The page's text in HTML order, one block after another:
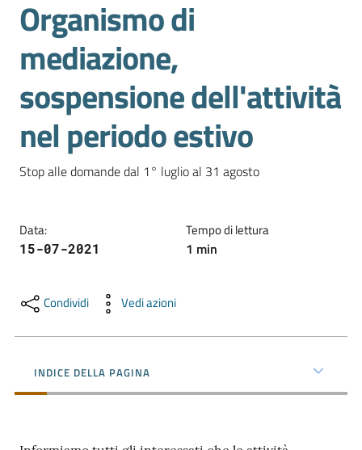
Avviare
l'Impresa
Gestire
l'Impresa
l'Impresa
e
territorio
l'Impresa
e
Salta al contenuto
Organismo di
mediazione,
sospensione dell'attività
nel periodo estivo
Stop alle domande dal 1° luglio al 31 agosto
Data:
15-07-2021
Tempo di lettura
1 min
Condividi Vedi azioni
INDICE DELLA PAGINA